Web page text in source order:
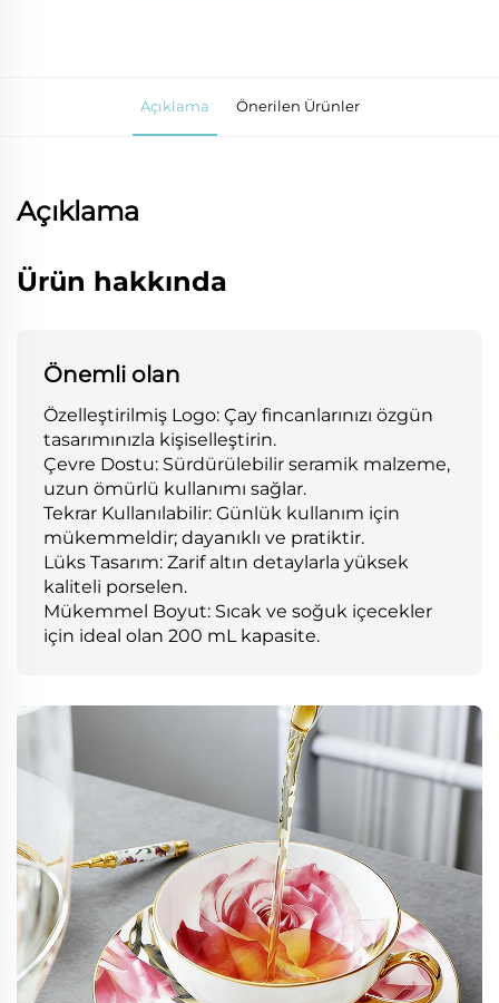
Açıklama Önerilen Ürünler
Açıklama
Ürün hakkında
Önemli olan
Özelleştirilmiş Logo: Çay fincanlarınızı özgün
tasarımınızla kişiselleştirin.
Çevre Dostu: Sürdürülebilir seramik malzeme,
uzun ömürlü kullanımı sağlar.
Tekrar Kullanılabilir: Günlük kullanım için
mükemmeldir; dayanıklı ve pratiktir.
Lüks Tasarım: Zarif altın detaylarla yüksek
kaliteli porselen.
Mükemmel Boyut: Sıcak ve soğuk içecekler
için ideal olan 200 mL kapasite.